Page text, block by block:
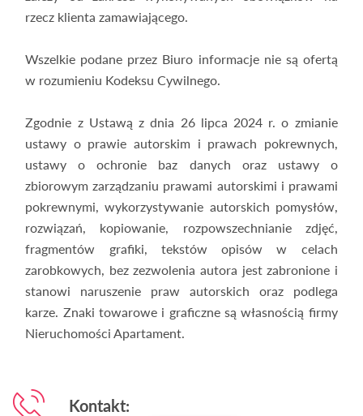
rzecz klienta zamawiającego.
Wszelkie podane przez Biuro informacje nie są ofertą
w rozumieniu Kodeksu Cywilnego.
Zgodnie z Ustawą z dnia 26 lipca 2024 r. o zmianie
ustawy o prawie autorskim i prawach pokrewnych,
ustawy o ochronie baz danych oraz ustawy o
zbiorowym zarządzaniu prawami autorskimi i prawami
pokrewnymi, wykorzystywanie autorskich pomysłów,
rozwiązań, kopiowanie, rozpowszechnianie zdjęć,
fragmentów grafiki, tekstów opisów w celach
zarobkowych, bez zezwolenia autora jest zabronione i
stanowi naruszenie praw autorskich oraz podlega
karze. Znaki towarowe i graficzne są własnością firmy
Nieruchomości Apartament.
Kontakt: